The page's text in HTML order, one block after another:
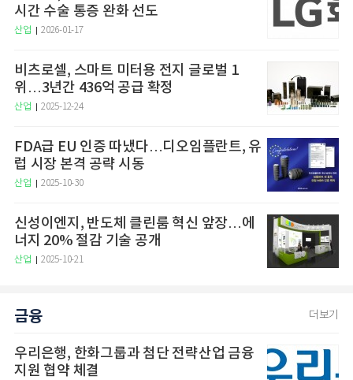
시간 수술 통증 완화 선도
산업 2026-01-17
비츠로셀, 스마트 미터용 전지 글로벌 1
위…3년간 436억 공급 확정
산업 2025-12-24
FDA급 EU 인증 따냈다…디오임플란트, 유
럽 시장 본격 공략 시동
산업 2025-10-30
신성이엔지, 반도체 클린룸 혁신 앞장…에
너지 20% 절감 기술 공개
산업 2025-10-21
금융 더보기
우리은행, 한화그룹과 첨단 전략산업 금융
지원 협약 체결